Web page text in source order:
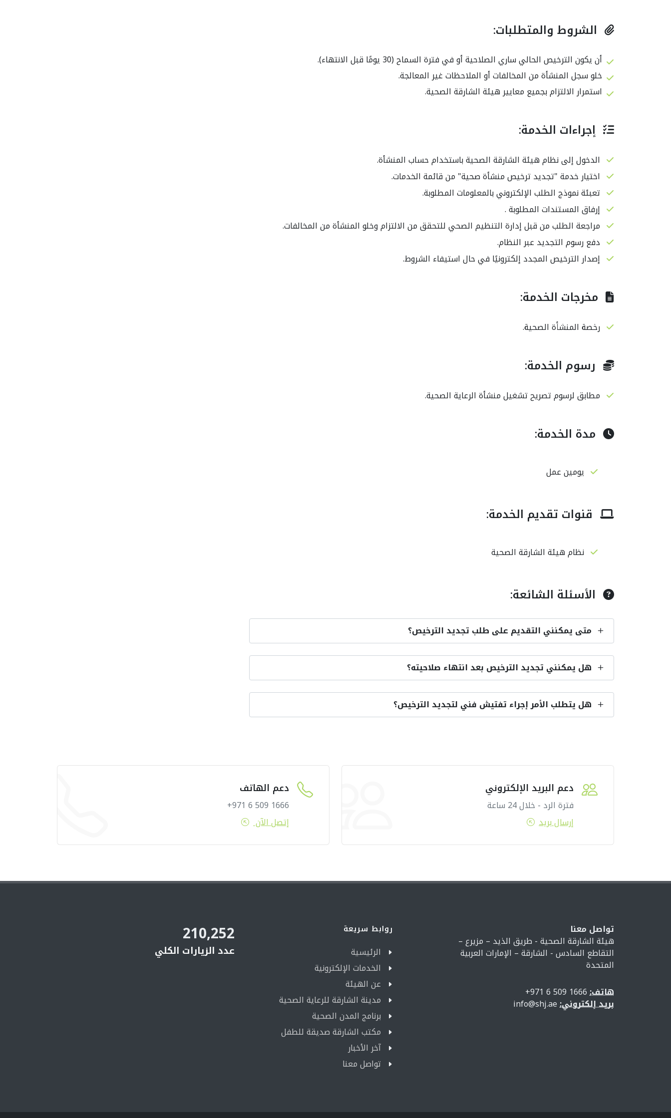
الشروط والمتطلبات:
أن يكون الترخيص الحالي ساري الصلاحية أو في فترة السماح (30 يومًا قبل الانتهاء).
خلو سجل المنشأة من المخالفات أو الملاحظات غير المعالجة.
استمرار الالتزام بجميع معايير هيئة الشارقة الصحية.
إجراءات الخدمة:
الدخول إلى نظام هيئة الشارقة الصحية باستخدام حساب المنشأة.
اختيار خدمة "تجديد ترخيص منشأة صحية" من قائمة الخدمات.
تعبئة نموذج الطلب الإلكتروني بالمعلومات المطلوبة.
إرفاق المستندات المطلوبة .
مراجعة الطلب من قبل إدارة التنظيم الصحي للتحقق من الالتزام وخلو المنشأة من المخالفات.
دفع رسوم التجديد عبر النظام.
إصدار الترخيص المجدد إلكترونيًا في حال استيفاء الشروط.
مخرجات الخدمة:
رﺧﺼﺔ اﻟﻤﻨﺸﺄة اﻟﺼﺤﻴﺔ.
رسوم الخدمة:
مطابق لرسوم تصريح تشغيل منشأة الرعاية الصحية.
مدة الخدمة:
يومين عمل
قنوات تقديم الخدمة:
نظام هيئة الشارقة الصحية
الأسئلة الشائعة:
متى يمكنني التقديم على طلب تجديد الترخيص؟
هل يمكنني تجديد الترخيص بعد انتهاء صلاحيته؟
هل يتطلب الأمر إجراء تفتيش فني لتجديد الترخيص؟
دعم البريد الإلكتروني
فترة الرد - خلال 24 ساعة
إرسال بريد
دعم الهاتف
1666 509 6 971+
إتصل الآن
تواصل معنا
هيئة الشارقة الصحية - طريق الذيد – مزيرع –
التقاطع السادس - الشارقة – الإمارات العربية
المتحدة
هاتف:
بريد إلكتروني:
روابط سريعة
الرئيسية
الخدمات الإلكترونية
عن الهيئة
مدينة الشارقة للرعاية الصحية
برنامج المدن الصحية
مكتب الشارقة صديقة للطفل
آخر الأخبار
تواصل معنا
210,252
عدد الزيارات الكلي